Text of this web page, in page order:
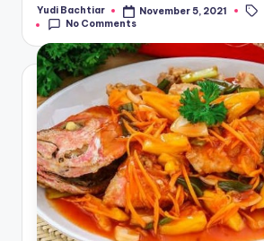
Posted
by
Yudi Bachtiar November 5, 2021
Tags:
No Comments